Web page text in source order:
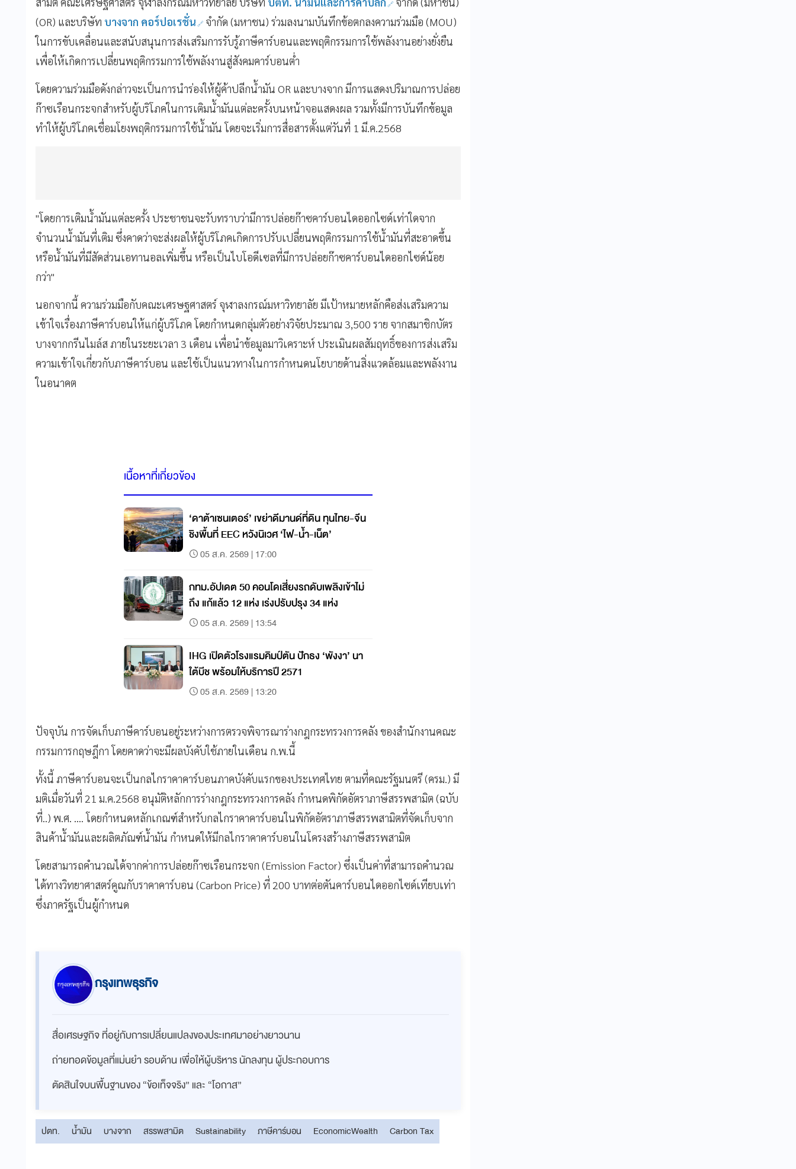
(OR) และบริษัท บางจาก คอร์ปอเรชั่น จำกัด (มหาชน) ร่วมลงนามบันทึกข้อตกลงความร่วมมือ (MOU)
ในการขับเคลื่อนและสนับสนุนการส่งเสริมการรับรู้ภาษีคาร์บอนและพฤติกรรมการใช้พลังงานอย่างยั่งยืน
เพื่อให้เกิดการเปลี่ยนพฤติกรรมการใช้พลังงานสู่สังคมคาร์บอนต่ำ
โดยความร่วมมือดังกล่าวจะเป็นการนำร่องให้ผู้ค้าปลีกน้ำมัน OR และบางจาก มีการแสดงปริมาณการปล่อย
ก๊าซเรือนกระจกสำหรับผู้บริโภคในการเติมน้ำมันแต่ละครั้งบนหน้าจอแสดงผล รวมทั้งมีการบันทึกข้อมูล
ทำให้ผู้บริโภคเชื่อมโยงพฤติกรรมการใช้น้ำมัน โดยจะเริ่มการสื่อสารตั้งแต่วันที่ 1 มี.ค.2568
"โดยการเติมน้ำมันแต่ละครั้ง ประชาชนจะรับทราบว่ามีการปล่อยก๊าซคาร์บอนไดออกไซด์เท่าใดจาก
จำนวนน้ำมันที่เติม ซึ่งคาดว่าจะส่งผลให้ผู้บริโภคเกิดการปรับเปลี่ยนพฤติกรรมการใช้น้ำมันที่สะอาดขึ้น
หรือน้ำมันที่มีสัดส่วนเอทานอลเพิ่มขึ้น หรือเป็นไบโอดีเซลที่มีการปล่อยก๊าซคาร์บอนไดออกไซด์น้อย
กว่า"
นอกจากนี้ ความร่วมมือกับคณะเศรษฐศาสตร์ จุฬาลงกรณ์มหาวิทยาลัย มีเป้าหมายหลักคือส่งเสริมความ
เข้าใจเรื่องภาษีคาร์บอนให้แก่ผู้บริโภค โดยกำหนดกลุ่มตัวอย่างวิจัยประมาณ 3,500 ราย จากสมาชิกบัตร
บางจากกรีนไมล์ส ภายในระยะเวลา 3 เดือน เพื่อนำข้อมูลมาวิเคราะห์ ประเมินผลสัมฤทธิ์ของการส่งเสริม
ความเข้าใจเกี่ยวกับภาษีคาร์บอน และใช้เป็นแนวทางในการกำหนดนโยบายด้านสิ่งแวดล้อมและพลังงาน
ในอนาคต
เนื้อหาที่เกี่ยวข้อง
‘ดาต้าเซนเตอร์’ เขย่าดีมานด์ที่ดิน ทุนไทย-จีน
ชิงพื้นที่ EEC หวังนิเวศ ‘ไฟ-น้ำ-เน็ต’
05 ส.ค. 2569 | 17:00
กทม.อัปเดต 50 คอนโดเสี่ยงรถดับเพลิงเข้าไม่
ถึง แก้แล้ว 12 แห่ง เร่งปรับปรุง 34 แห่ง
05 ส.ค. 2569 | 13:54
IHG เปิดตัวโรงแรมคิมป์ตัน ปักธง ‘พังงา’ นา
ใต้บีช พร้อมให้บริการปี 2571
05 ส.ค. 2569 | 13:20
ปัจจุบัน การจัดเก็บภาษีคาร์บอนอยู่ระหว่างการตรวจพิจารณาร่างกฎกระทรวงการคลัง ของสำนักงานคณะ
กรรมการกฤษฎีกา โดยคาดว่าจะมีผลบังคับใช้ภายในเดือน ก.พ.นี้
ทั้งนี้ ภาษีคาร์บอนจะเป็นกลไกราคาคาร์บอนภาคบังคับแรกของประเทศไทย ตามที่คณะรัฐมนตรี (ครม.) มี
มติเมื่อวันที่ 21 ม.ค.2568 อนุมัติหลักการร่างกฎกระทรวงการคลัง กำหนดพิกัดอัตราภาษีสรรพสามิต (ฉบับ
ที่..) พ.ศ. .... โดยกำหนดหลักเกณฑ์สำหรับกลไกราคาคาร์บอนในพิกัดอัตราภาษีสรรพสามิตที่จัดเก็บจาก
สินค้าน้ำมันและผลิตภัณฑ์น้ำมัน กำหนดให้มีกลไกราคาคาร์บอนในโครงสร้างภาษีสรรพสามิต
โดยสามารถคำนวณได้จากค่าการปล่อยก๊าซเรือนกระจก (Emission Factor) ซึ่งเป็นค่าที่สามารถคำนวณ
ได้ทางวิทยาศาสตร์คูณกับราคาคาร์บอน (Carbon Price) ที่ 200 บาทต่อตันคาร์บอนไดออกไซด์เทียบเท่า
ซึ่งภาครัฐเป็นผู้กำหนด
กรุงเทพธุรกิจ
สื่อเศรษฐกิจ ที่อยู่กับการเปลี่ยนแปลงของประเทศมาอย่างยาวนาน
ถ่ายทอดข้อมูลที่แม่นยำ รอบด้าน เพื่อให้ผู้บริหาร นักลงทุน ผู้ประกอบการ
ตัดสินใจบนพื้นฐานของ “ข้อเท็จจริง” และ “โอกาส”
ปตท. น้ำมัน บางจาก สรรพสามิต Sustainability ภาษีคาร์บอน EconomicWealth Carbon Tax